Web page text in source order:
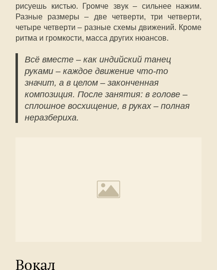
рисуешь кистью. Громче звук – сильнее нажим.
Разные размеры – две четверти, три четверти,
четыре четверти – разные схемы движений. Кроме
ритма и громкости, масса других нюансов.
Всё вместе – как индийский танец
руками – каждое движение что-то
значит, а в целом – законченная
композиция. После занятия: в голове –
сплошное восхищение, в руках – полная
неразбериха.
Вокал